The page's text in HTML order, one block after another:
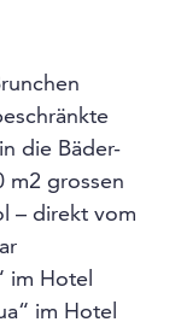
die Bäder-
m2 grossen
– direkt vom
im Hotel
im Hotel